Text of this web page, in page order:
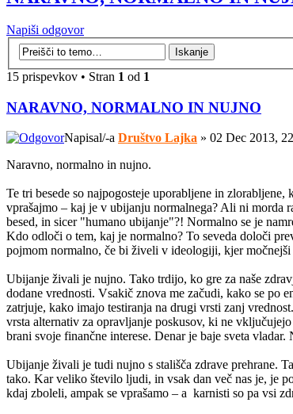
Napiši odgovor
15 prispevkov • Stran 1 od 1
NARAVNO, NORMALNO IN NUJNO
Napisal/-a Društvo Lajka » 02 Dec 2013,
Naravno, normalno in nujno.
Te tri besede so najpogosteje uporabljene in
vprašajmo – kaj je v ubijanju normalnega? Ali ni morda
besed, in sicer "humano ubijanje"?! Normalno se je
Kdo odloči o tem, kaj je normalno? To seveda določi
pojmom normalno, če bi živeli v ideologiji, kjer
Ubijanje živali je nujno. Tako trdijo, ko gre za naše
dodane vrednosti. Vsakič znova me začudi, kako se po
zatrjuje, kako imajo testiranja na drugi vrsti zanj
vrsta alternativ za opravljanje poskusov, ki ne
brani svoje finančne interese. Denar je baje sveta
Ubijanje živali je tudi nujno s stališča zdrave prehrane.
tako. Kar veliko število ljudi, in vsak dan več nas je, je
kdaj zboleli, ampak se vprašamo – a karnisti so pa vsi